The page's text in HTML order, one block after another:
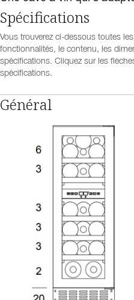
Spécifications
Vous trouverez ci-dessous toutes
fonctionnalités, le contenu, les
spécifications. Cliquez sur les
spécifications.
Général